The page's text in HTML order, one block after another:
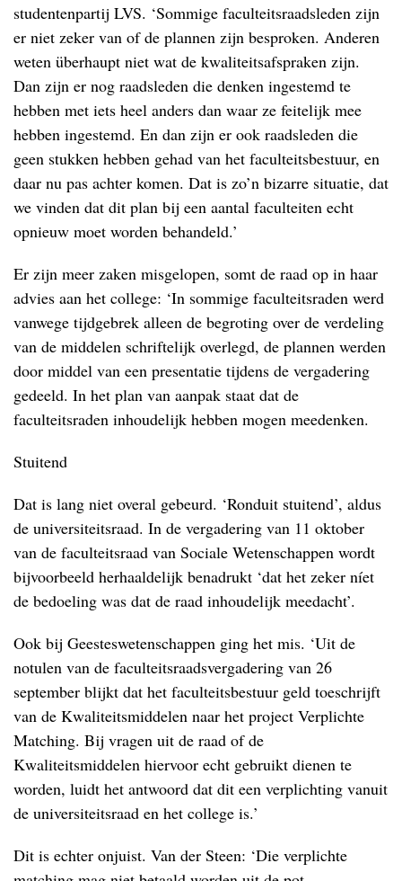
studentenpartij LVS. ‘Sommige faculteitsraadsleden zijn
er niet zeker van of de plannen zijn besproken. Anderen
weten überhaupt niet wat de kwaliteitsafspraken zijn.
Dan zijn er nog raadsleden die denken ingestemd te
hebben met iets heel anders dan waar ze feitelijk mee
hebben ingestemd. En dan zijn er ook raadsleden die
geen stukken hebben gehad van het faculteitsbestuur, en
daar nu pas achter komen. Dat is zo’n bizarre situatie, dat
we vinden dat dit plan bij een aantal faculteiten echt
opnieuw moet worden behandeld.’
Er zijn meer zaken misgelopen, somt de raad op in haar
advies aan het college: ‘In sommige faculteitsraden werd
vanwege tijdgebrek alleen de begroting over de verdeling
van de middelen schriftelijk overlegd, de plannen werden
door middel van een presentatie tijdens de vergadering
gedeeld. In het plan van aanpak staat dat de
faculteitsraden inhoudelijk hebben mogen meedenken.
Stuitend
Dat is lang niet overal gebeurd. ‘Ronduit stuitend’, aldus
de universiteitsraad. In de vergadering van 11 oktober
van de faculteitsraad van Sociale Wetenschappen wordt
bijvoorbeeld herhaaldelijk benadrukt ‘dat het zeker níet
de bedoeling was dat de raad inhoudelijk meedacht’.
Ook bij Geesteswetenschappen ging het mis. ‘Uit de
notulen van de faculteitsraadsvergadering van 26
september blijkt dat het faculteitsbestuur geld toeschrijft
van de Kwaliteitsmiddelen naar het project Verplichte
Matching. Bij vragen uit de raad of de
Kwaliteitsmiddelen hiervoor echt gebruikt dienen te
worden, luidt het antwoord dat dit een verplichting vanuit
de universiteitsraad en het college is.’
Dit is echter onjuist. Van der Steen: ‘Die verplichte